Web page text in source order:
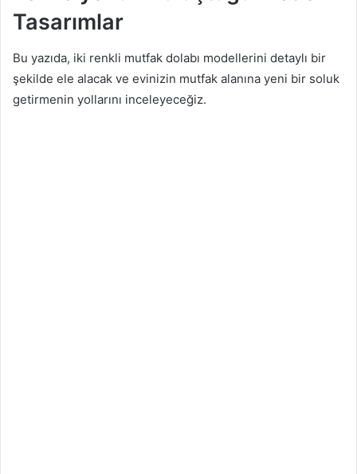
Tasarımlar
Bu yazıda, iki renkli mutfak dolabı modellerini detaylı bir
şekilde ele alacak ve evinizin mutfak alanına yeni bir soluk
getirmenin yollarını inceleyeceğiz.